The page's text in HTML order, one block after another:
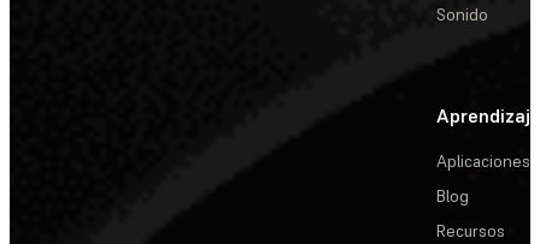
Sonido
Aprendizaje
Aplicaciones
Blog
Recursos